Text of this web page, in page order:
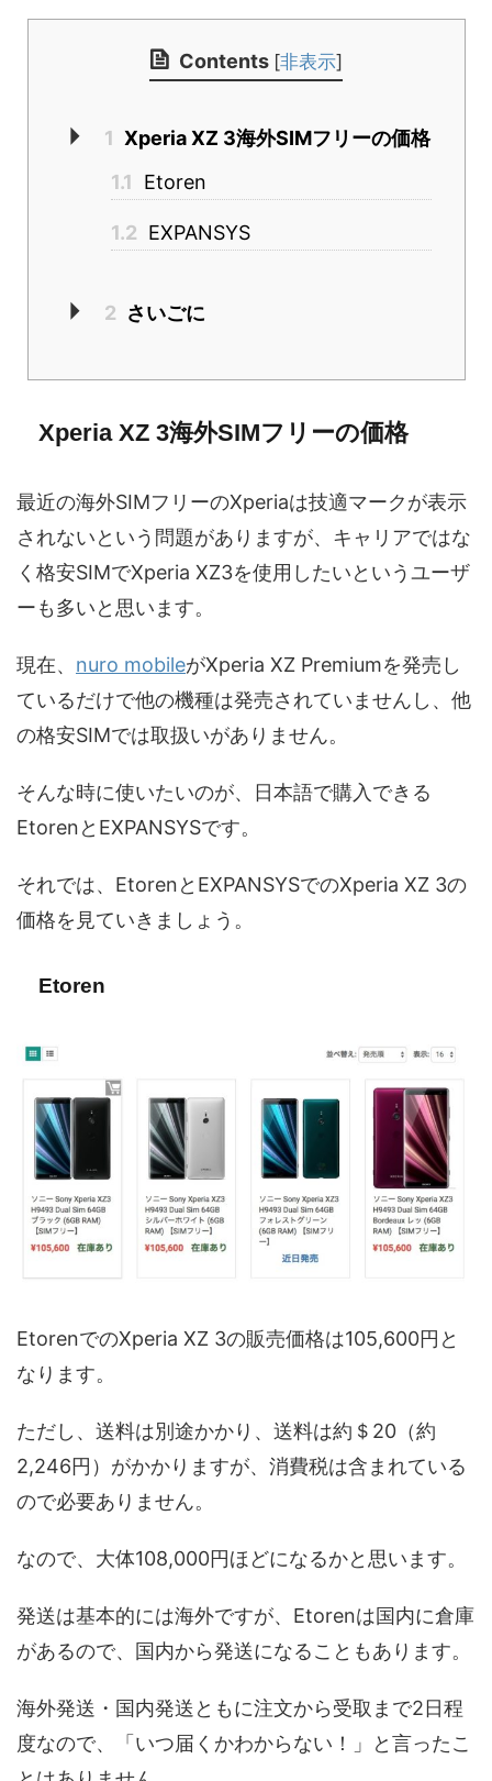
Contents [非表示]
1 Xperia XZ 3海外SIMフリーの価格
1.1
Etoren
1.2 EXPANSYS
2 さいごに
Xperia XZ 3海外SIMフリーの価格
最近の海外SIMフリーのXperiaは技適マークが表示
されないという問題がありますが、キャリアではな
く格安SIMでXperia XZ3を使用したいというユーザ
ーも多いと思います。
現在、 nuro mobileがXperia XZ Premiumを発売し
ているだけで他の機種は発売されていませんし、他
の格安SIMでは取扱いがありません。
そんな時に使いたいのが、日本語で購入できる
EtorenとEXPANSYSです。
それでは、EtorenとEXPANSYSでのXperia XZ 3の
価格を見ていきましょう。
Etoren
EtorenでのXperia XZ 3の販売価格は105,600円と
なります。
ただし、送料は別途かかり、送料は約＄20（約
2,246円）がかかりますが、消費税は含まれている
ので必要ありません。
なので、大体108,000円ほどになるかと思います。
発送は基本的には海外ですが、Etorenは国内に倉庫
があるので、国内から発送になることもあります。
海外発送・国内発送ともに注文から受取まで2日程
度なので、「いつ届くかわからない！」と言ったこ